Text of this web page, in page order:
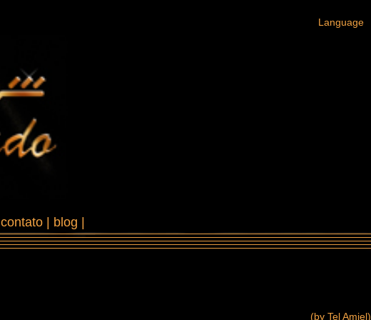
Language
contato| blog |
(by Tel Amiel)